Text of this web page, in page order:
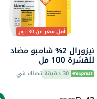
أقل سعرمن 30 يوم
نيزورال 2% شامبو مضاد
للقشرة 100 مل
30 دقيقة تصلك في